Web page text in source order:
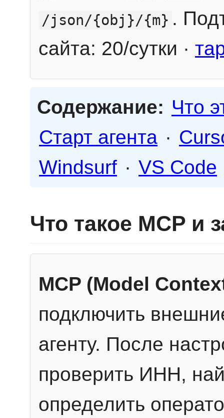
/json/{obj}/{m} .
сайта: 20/сутки ·
Содержание: Что
Старт агента ·
Windsurf · VS Code
Что такое MCP и
MCP (Model
подключить
агенту. После
проверить ИНН,
определить